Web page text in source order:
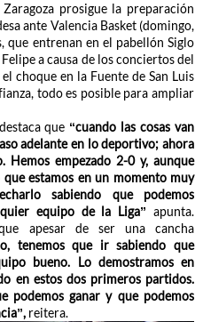
prosigue la preparación
ante Valencia Basket (domingo,
que entrenan en el pabellón Siglo
a causa de los conciertos del
choque en la Fuente de San Luis
todo es posible para ampliar
que “cuando las cosas van
adelante en lo deportivo; ahora
Hemos empezado 2-0 y, aunque
estamos en un momento muy
sabiendo que podemos
equipo de la Liga” apunta.
apesar de ser una cancha
tenemos que ir sabiendo que
bueno. Lo demostramos en
en estos dos primeros partidos.
podemos ganar y que podemos
reitera.